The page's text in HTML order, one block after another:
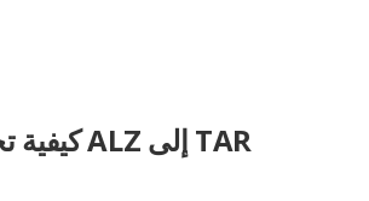
كيفية تحويل ALZ إلى TAR